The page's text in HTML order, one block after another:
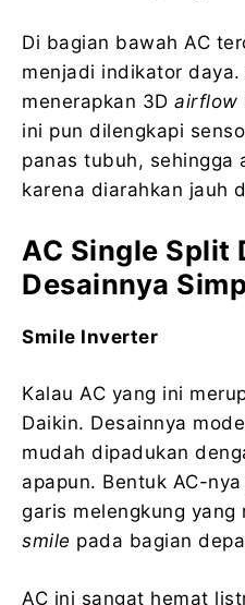
Di bagian bawah AC
menjadi indikator
menerapkan 3D airflow
ini pun dilengkapi
panas tubuh, sehingga
karena diarahkan jauh
AC Single Split
Desainnya
Smile Inverter
Kalau AC yang ini
Daikin. Desainnya
mudah dipadukan
apapun. Bentuk AC-
garis melengkung
smile pada bagian
AC ini sangat hemat